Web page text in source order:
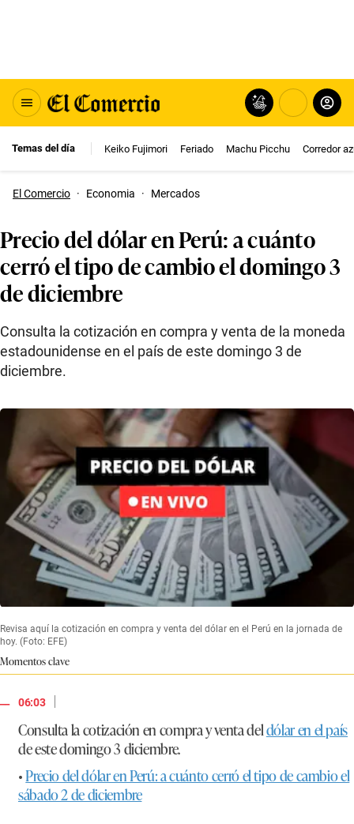
Temas del día Keiko Fujimori Feriado Machu Picchu Corredor
El Comercio · Economia · Mercados
Precio del dólar en Perú: a cuánto
cerró el tipo de cambio el domingo 3
de diciembre
Consulta la cotización en compra y venta de la moneda
estadounidense en el país de este domingo 3 de
diciembre.
Revisa aquí la cotización en compra y venta del dólar en el Perú en la jornada de
hoy. (Foto: EFE)
Momentos clave
06:03
|
Consulta la cotización en compra y venta deldólar en el país
de este domingo 3 diciembre.
•Precio del dólar en Perú: a cuánto cerró el tipo de cambio el
sábado 2 de diciembre